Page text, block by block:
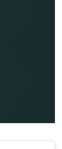
News, attualità e